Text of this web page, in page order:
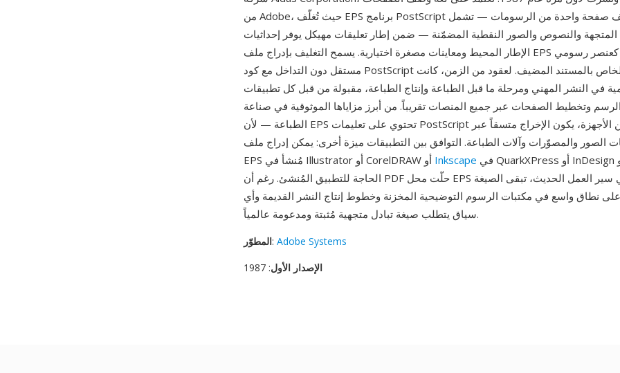
من Adobe، حيث تُغلّف EPS برنامج PostScript متكاملاً يصف صفحة واحدة من الرسومات — تشمل
والنصوص والصور النقطية المضمّنة — ضمن إطار تعليقات مهيكل يوفر إحداثيات
الإطار المحيط ومعاينات مصغرة اختيارية. يسمح التغليف بإدراج ملف EPS في مستند آخر كعنصر رسومي
مستقل دون التداخل مع كود PostScript الخاص بالمستند المضيف. لعقود من الزمن، كانت EPS صيغة
في النشر المهني ومرحلة ما قبل الطباعة وإنتاج الطباعة، مقبولة من قبل كل تطبيقات
وتخطيط الصفحات عبر جميع المنصات تقريباً. من أبرز مزاياها الموثوقية في صناعة
الطباعة — لأن EPS تحتوي على تعليمات PostScript مستقلة عن الأجهزة، يكون الإخراج متسقاً عبر
الصور والمصوّرات وآلات الطباعة. التوافق بين التطبيقات ميزة أخرى: يمكن إدراج ملف
Inkscape
الحاجة للتطبيق المُنشئ. رغم أن PDF حلّت محل EPS إلى حد كبير في سير العمل الحديث، تبقى الصيغة
نطاق واسع في مكتبات الرسوم التوضيحية المخزنة وخطوط إنتاج النشر القديمة وأي
سياق يتطلب صيغة تبادل متجهية مُثبتة ومدعومة عالمياً.
المطوّر: Adobe Systems
الإصدار الأول: 1987